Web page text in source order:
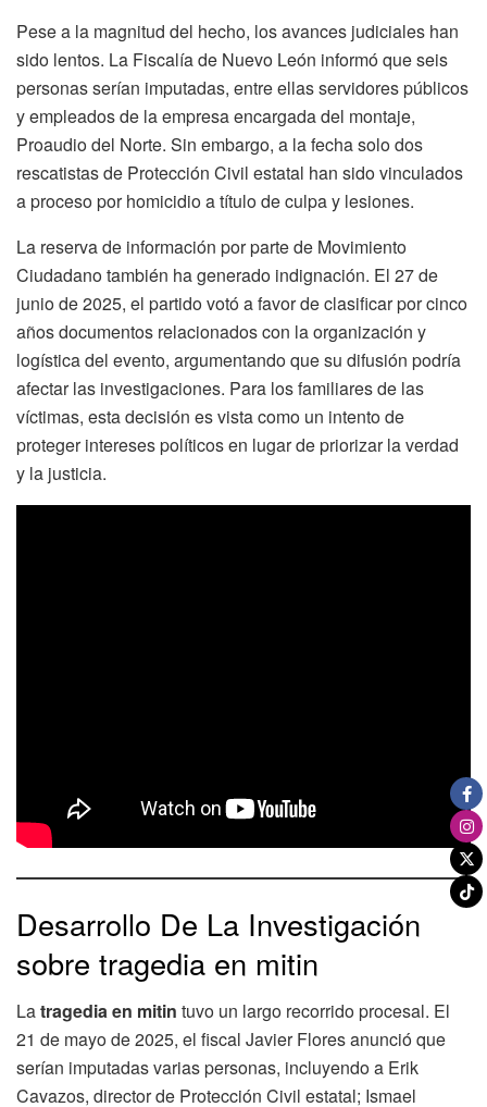
Pese a la magnitud del hecho, los avances judiciales han
sido lentos. La Fiscalía de Nuevo León informó que seis
personas serían imputadas, entre ellas servidores públicos
y empleados de la empresa encargada del montaje,
Proaudio del Norte. Sin embargo, a la fecha solo dos
rescatistas de Protección Civil estatal han sido vinculados
a proceso por homicidio a título de culpa y lesiones.
La reserva de información por parte de Movimiento
Ciudadano también ha generado indignación. El 27 de
junio de 2025, el partido votó a favor de clasificar por cinco
años documentos relacionados con la organización y
logística del evento, argumentando que su difusión podría
afectar las investigaciones. Para los familiares de las
víctimas, esta decisión es vista como un intento de
proteger intereses políticos en lugar de priorizar la verdad
y la justicia.
Desarrollo De La Investigación
sobre tragedia en mitin
Latragedia en mitin tuvo un largo recorrido procesal. El
21 de mayo de 2025, el fiscal Javier Flores anunció que
serían imputadas varias personas, incluyendo a Erik
Cavazos, director de Protección Civil estatal; Ismael